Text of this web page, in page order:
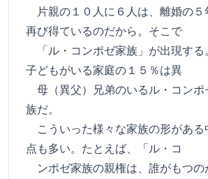
片親の１０人に６人は、離婚の５
再び得ているのだから。そこで
「ル・コンポゼ家族」が出現する
子どもがいる家庭の１５％は異
母（異父）兄弟のいるル・コンポ
族だ。
こういった様々な家族の形がある
点も多い。たとえば、「ル・コ
ンポゼ家族の親権は、誰がもつの